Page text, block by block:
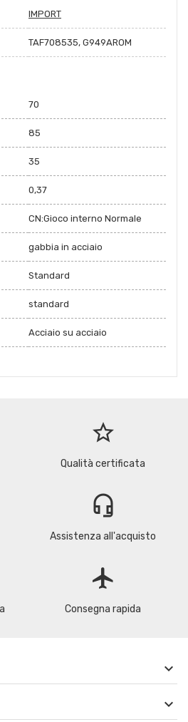
IMPORT
TAF708535, G949AROM
70
85
35
0,37
CN:Gioco interno Normale
gabbia in acciaio
Standard
standard
Acciaio su acciaio
star_border
Qualità certificata
headset_mic
Assistenza all'acquisto
flight
Consegna rapida

